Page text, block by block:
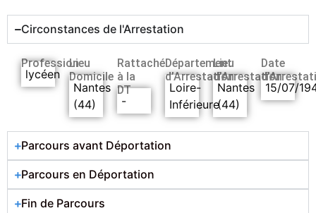
Circonstances de l'Arrestation
Profession
lycéen
Lieu
Domicile
Nantes
(44)
Rattaché
à la
DT
-
Département
d’Arrestation
Loire-
Inférieure
Lieu
d’Arrestation
Nantes
(44)
Date
15/07/
Parcours avant Déportation
Parcours en Déportation
Fin de Parcours